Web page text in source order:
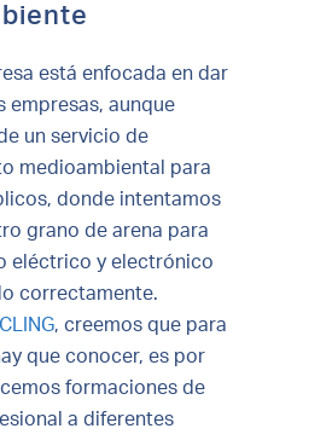
está enfocada en dar
empresas, aunque
un servicio de
medioambiental para
donde intentamos
grano de arena para
eléctrico y electrónico
correctamente.
, creemos que para
que conocer, es por
formaciones de
a diferentes